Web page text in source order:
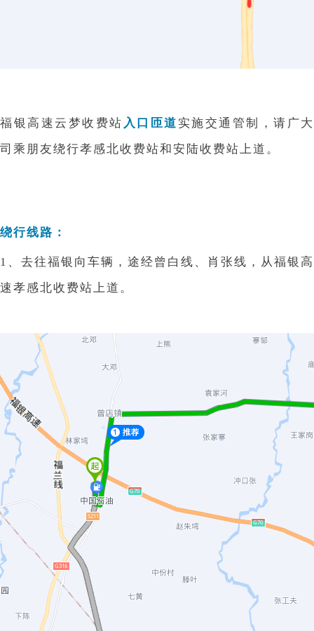
福银高速云梦收费站 入口匝道 实施交通管制，请广大
司乘朋友绕行孝感北收费站和安陆收费站上道。
绕行线路：
1、去往福银向车辆，途经曾白线、肖张线，从福银高
速孝感北收费站上道。